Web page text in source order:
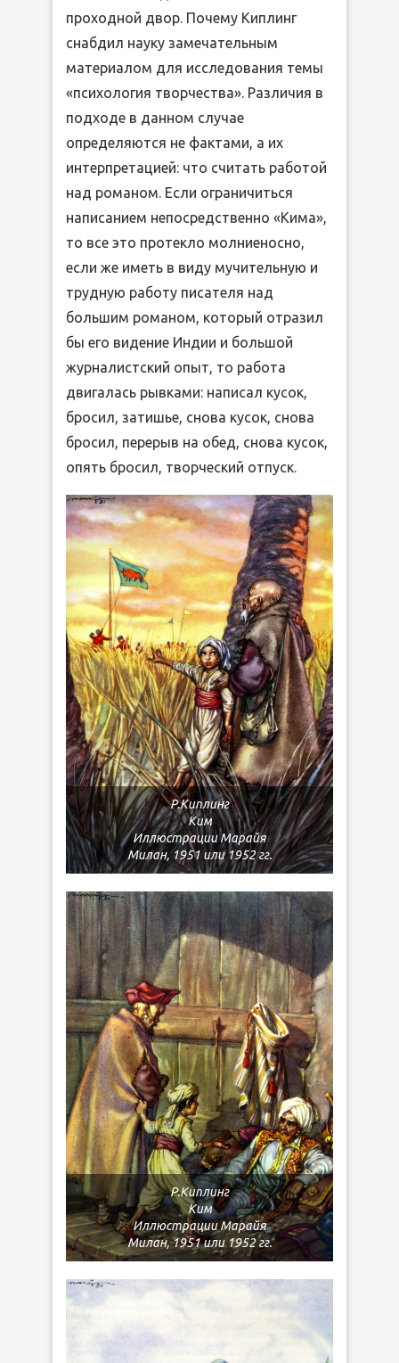
проходной двор. Почему Киплинг
снабдил науку замечательным
материалом для исследования темы
«психология творчества». Различия в
подходе в данном случае
определяются не фактами, а их
интерпретацией: что считать работой
над романом. Если ограничиться
написанием непосредственно «Кима»,
то все это протекло молниеносно,
если же иметь в виду мучительную и
трудную работу писателя над
большим романом, который отразил
бы его видение Индии и большой
журналистский опыт, то работа
двигалась рывками: написал кусок,
бросил, затишье, снова кусок, снова
бросил, перерыв на обед, снова кусок,
опять бросил, творческий отпуск.
Р.Киплинг
Ким
Иллюстрации Марайя
Милан, 1951 или 1952 гг.
Р.Киплинг
Ким
Иллюстрации Марайя
Милан, 1951 или 1952 гг.